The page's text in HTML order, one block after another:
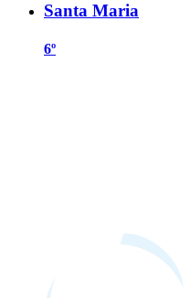
Santa Maria
6º